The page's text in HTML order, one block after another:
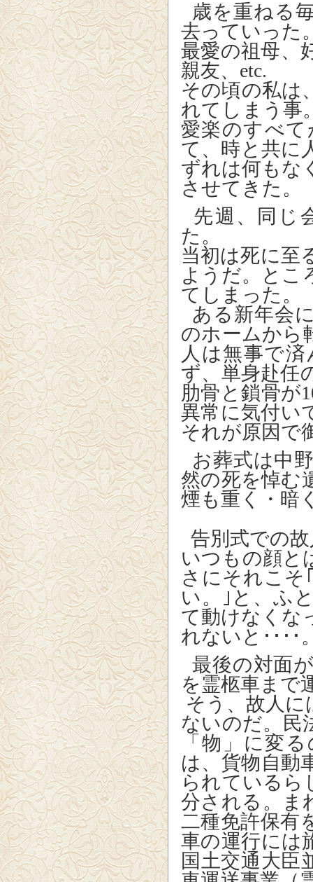
歳を重ねる
去っていった
最愛の祖母、
親友、etc.
その頃の私は
れてしまう事
愛楽のすべ
て、時と共に
ずれは何もな
させてきた。
先週、同じ
た。
当初は死に至
ようだ。とこ
てしまった。
ある新年会
のホームから
人は無事で
ず、単身赴任
肋骨と鎖骨が
異常に気付い
それが原因で
お葬式は中
然の死を悼む
煙も重く・暗
告別式で
いつもの顔と
さにそれこそ
い。｣と、ふ
て動けなくな
れないと････
最後の対面
を霊柩車まで
そう、故人に
ないのだ。民
「物」に変
は、貨物自動
られているら
分される。ま
二種免許保有
車の運行には
国土交通大臣